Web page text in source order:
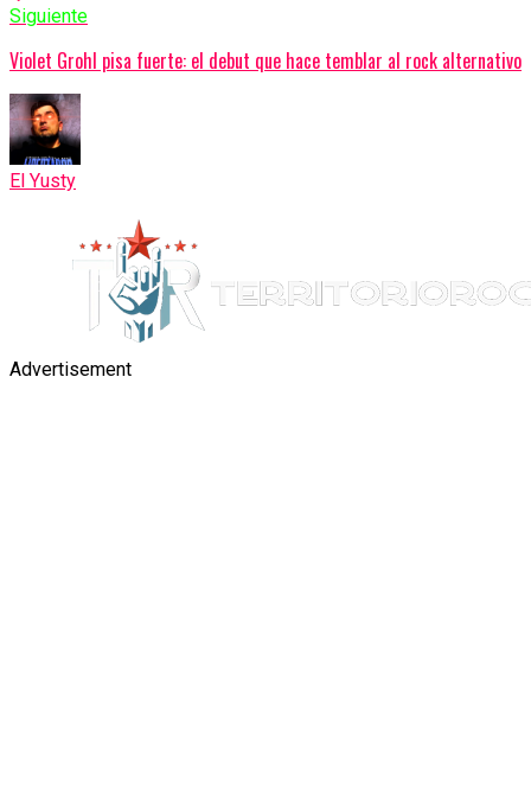
Siguiente
Violet Grohl pisa fuerte: el debut que hace temblar al rock alternativo
El Yusty
Advertisement